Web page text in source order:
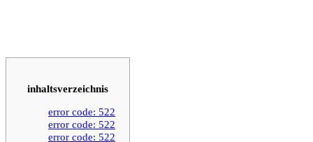
inhaltsverzeichnis
error code: 522
error code: 522
error code: 522